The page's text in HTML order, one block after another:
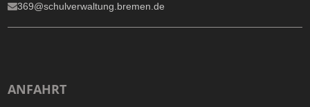
369@schulverwaltung.bremen.de
ANFAHRT